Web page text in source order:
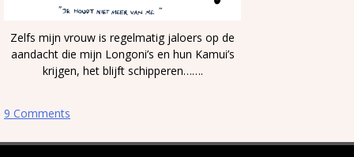
Zelfs mijn vrouw is regelmatig jaloers op de
aandacht die mijn Longoni’s en hun Kamui’s
krijgen, het blijft schipperen…….
9 Comments